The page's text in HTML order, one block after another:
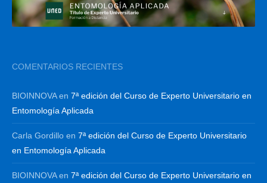
COMENTARIOS RECIENTES
BIOINNOVAen 7ª edición del Curso de Experto Universitario en
Entomología Aplicada
Carla Gordillo en 7ª edición del Curso de Experto Universitario
en Entomología Aplicada
BIOINNOVAen 7ª edición del Curso de Experto Universitario en